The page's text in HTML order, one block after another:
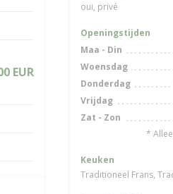
EUR
oui, privé
Openingstijden
Maa - Din
Woensdag
Donderdag
Vrijdag
Zat - Zon
*
Keuken
Traditioneel Frans,